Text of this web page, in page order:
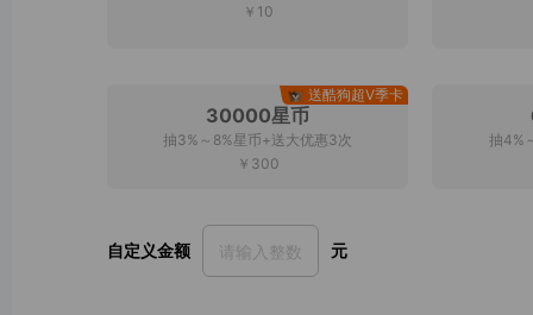
￥10
30000星币
抽3%～8%星币+送大优惠3次
￥300
送酷狗超V季卡
抽4%
自定义金额 元